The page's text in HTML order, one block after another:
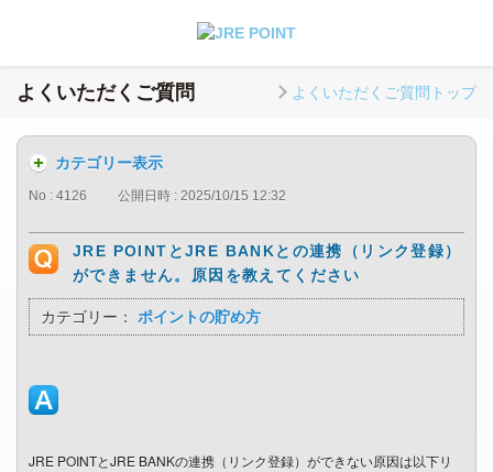
よくいただくご質問 よくいただくご質問トップ
カテゴリー表示
No : 4126 公開日時 : 2025/10/15 12:32
JRE POINTとJRE BANKとの連携（リンク登録）
ができません。原因を教えてください
カテゴリー： ポイントの貯め方
JRE POINTとJRE BANKの連携（リンク登録）ができない原因は以下リ